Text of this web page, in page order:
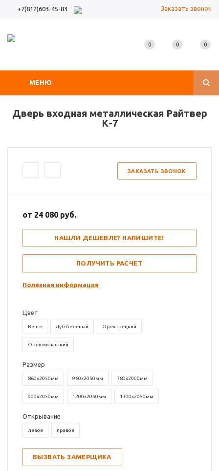
+7(812)603-45-83 Заказать звонок
МЕНЮ
0 0 0
Дверь входная металлическая Райтвер
К-7
ЗАКАЗАТЬ ЗВОНОК
от 24 080 руб.
НАШЛИ ДЕШЕВЛЕ? НАПИШИТЕ!
ПОЛУЧИТЬ РАСЧЕТ
Полезная информация
Цвет
Венге Дуб беленый Орех грецкий
Орех миланский
Размер
860х2050мм 960х2050мм 780х2000мм
900х2050мм 1200х2050мм 1300х2050мм
Открывание
левое правое
ВЫЗВАТЬ ЗАМЕРЩИКА